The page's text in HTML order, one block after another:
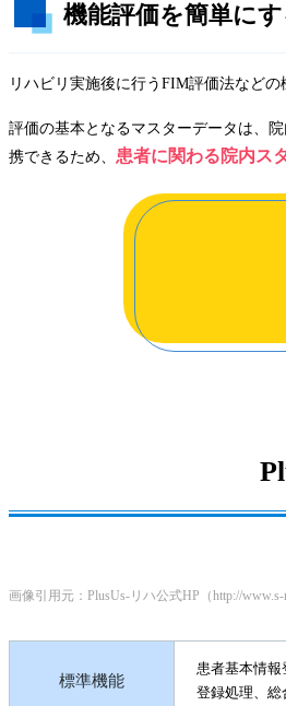
機能評価を簡単に
リハビリ実施後に行うFIM評価法など
評価の基本となるマスターデータは、
携できるため、 患者に関わる院内ス
画像引用元：PlusUs-リハ公式HP（http://www.s-
標準機能
患者基本情報
登録処理、総